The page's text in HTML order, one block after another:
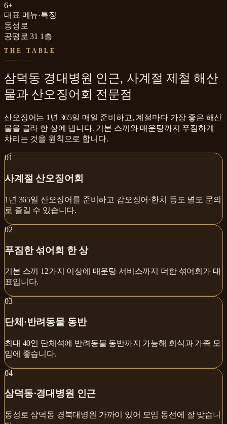
6+
대표 메뉴·특징
동성로
공평로 31 1층
THE TABLE
삼덕동 경대병원 인근, 사계절 제철 해산
물과 산오징어회 전문점
산오징어는 1년 365일 매일 준비하고, 계절마다 가장 좋은 해산
물을 골라 한 상에 냅니다. 기본 스끼와 매운탕까지 푸짐하게
차리는 것을 원칙으로 합니다.
01
사계절 산오징어회
1년 365일 산오징어를 준비하고 갑오징어·한치 등도 별도 문의
로 즐길 수 있습니다.
02
푸짐한 섞어회 한 상
기본 스끼 12가지 이상에 매운탕 서비스까지 더한 섞어회가 대
표입니다.
03
단체·반려동물 동반
최대 40인 단체석에 반려동물 동반까지 가능해 회식과 가족 모
임에 좋습니다.
04
삼덕동·경대병원 인근
동성로 삼덕동 경북대병원 가까이 있어 모임 동선에 잘 맞습니